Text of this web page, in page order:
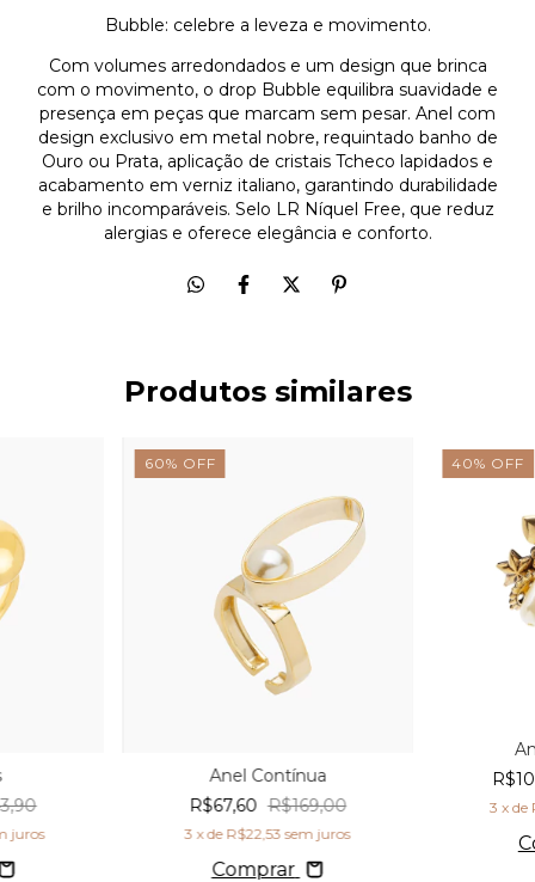
Bubble: celebre a leveza e movimento.
Com volumes arredondados e um design que brinca
com o movimento, o drop Bubble equilibra suavidade e
presença em peças que marcam sem pesar. Anel com
design exclusivo em metal nobre, requintado banho de
Ouro ou Prata, aplicação de cristais Tcheco lapidados e
acabamento em verniz italiano, garantindo durabilidade
e brilho incomparáveis. Selo LR Níquel Free, que reduz
alergias e oferece elegância e conforto.
Produtos similares
juros
60% OFF
Anel Contínua
R$67,60 R$169,00
3 x de R$22,53 sem juros
Comprar
40% OFF
3 x de